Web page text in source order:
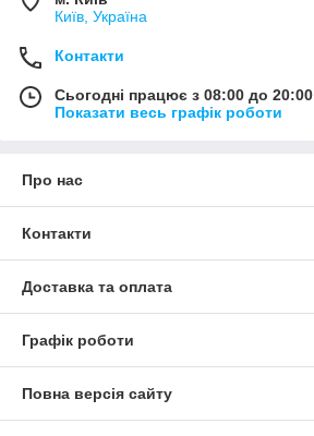
Київ, Україна
Контакти
Сьогодні працює з 08:00 до 20:00
Показати весь графік роботи
Про нас
Контакти
Доставка та оплата
Графік роботи
Повна версія сайту